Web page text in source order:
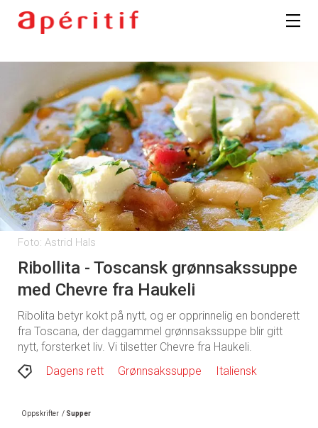
Foto: Astrid Hals
Ribollita - Toscansk grønnsakssuppe
med Chevre fra Haukeli
Ribolita betyr kokt på nytt, og er opprinnelig en bonderett
fra Toscana, der daggammel grønnsakssuppe blir gitt
nytt, forsterket liv. Vi tilsetter Chevre fra Haukeli.
Dagens rett
Grønnsakssuppe Italiensk
Oppskrifter / Supper